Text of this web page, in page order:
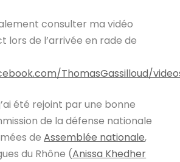
consulter ma vidéo
lors de l’arrivée en rade de
ThomasGassilloud/
été rejoint par une bonne
de la défense nationale
deAssemblée nationale,
du Rhône (Anissa Khedher